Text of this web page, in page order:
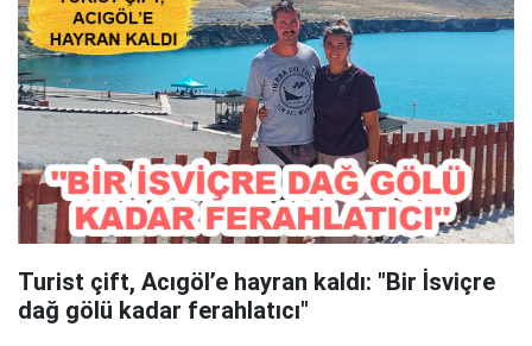
Turist çift, Acıgöl’e hayran kaldı: "Bir İsviçre
dağ gölü kadar ferahlatıcı"